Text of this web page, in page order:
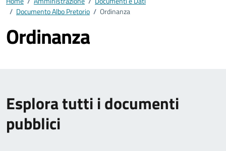
/ Documento Albo Pretorio / Ordinanza
Ordinanza
Esplora tutti i documenti
pubblici